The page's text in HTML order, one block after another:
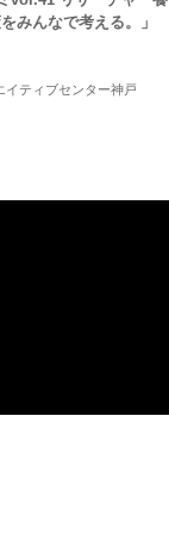
みんなで考える。」
イティブセンター神戸